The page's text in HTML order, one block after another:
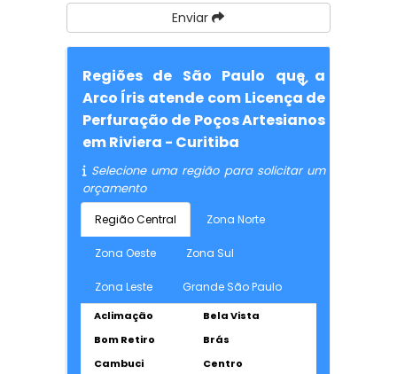
Enviar
Regiões de São Paulo que a
Arco Íris atende com Licença de
Perfuração de Poços Artesianos
em Riviera - Curitiba
Selecione uma região para solicitar um
orçamento
Região Central Zona Norte
Zona Oeste Zona Sul
Zona Leste Grande São Paulo
Aclimação
Bela Vista
Bom Retiro
Brás
Cambuci
Centro